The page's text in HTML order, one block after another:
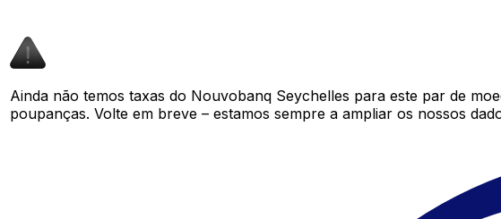
Ainda não temos taxas do Nouvobanq Seychelles para este par de
poupanças. Volte em breve – estamos sempre a ampliar os nossos